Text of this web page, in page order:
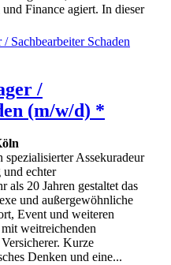
Finance agiert. In dieser
/
(m/w/d) *
Assekuradeur
echter
als 20 Jahren gestaltet das
und außergewöhnliche
Event und weiteren
weitreichenden
Kurze
Denken und eine...